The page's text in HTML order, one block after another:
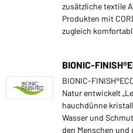
zusätzliche textile
Produkten mit
zugleich
BIONIC-
BIONIC-
Natur entwickelt
hauchdünne
Wasser und
den Menschen und